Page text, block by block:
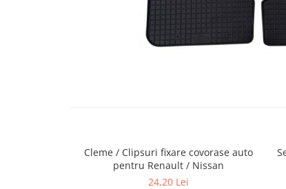
CD Playere AutoCleme / Clipsuri fixare covorase auto
pentru Renault / Nissan
24,20 Lei